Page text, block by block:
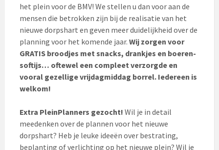
het plein voor de BMV! We stellen u dan voor aan de
mensen die betrokken zijn bij de realisatie van het
nieuwe dorpshart en geven meer duidelijkheid over de
planning voor het komende jaar. Wij zorgen voor
GRATIS broodjes met snacks, drankjes en boeren-
softijs… oftewel een compleet verzorgde en
vooral gezellige vrijdagmiddag borrel. Iedereen is
welkom!
Extra PleinPlanners gezocht! Wil je in detail
meedenken over de plannen voor het nieuwe
dorpshart? Heb je leuke ideeën over bestrating,
beplanting of verlichting op het nieuwe plein? Wil je